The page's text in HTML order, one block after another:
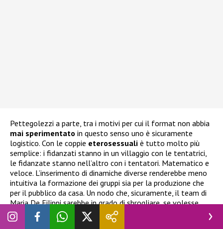
Pettegolezzi a parte, tra i motivi per cui il format non abbia
mai sperimentato in questo senso uno è sicuramente
logistico. Con le coppie eterosessuali è tutto molto più
semplice: i fidanzati stanno in un villaggio con le tentatrici,
le fidanzate stanno nell’altro con i tentatori. Matematico e
veloce. L’inserimento di dinamiche diverse renderebbe meno
intuitiva la formazione dei gruppi sia per la produzione che
per il pubblico da casa. Un nodo che, sicuramente, il team di
Maria De Filippi sarebbe in grado di sbrogliare, se volesse.
D’altronde in passato è stato declinato in chiave LGBTQIA+
anche il trono diUomini e Donne